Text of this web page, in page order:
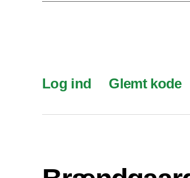
Log ind Glemt kode